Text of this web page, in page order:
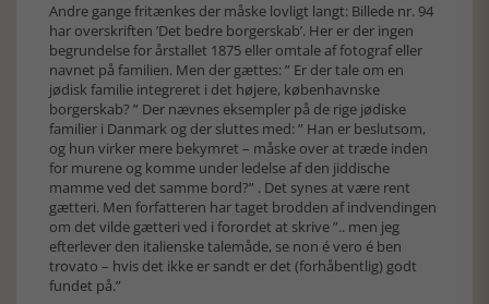
Andre gange fritænkes der måske lovligt langt: Billede nr. 94
har overskriften ’Det bedre borgerskab’. Her er der ingen
begrundelse for årstallet 1875 eller omtale af fotograf eller
navnet på familien. Men der gættes: ” Er der tale om en
jødisk familie integreret i det højere, københavnske
borgerskab? ” Der nævnes eksempler på de rige jødiske
familier i Danmark og der sluttes med: ” Han er beslutsom,
og hun virker mere bekymret – måske over at træde inden
for murene og komme under ledelse af den jiddische
mamme ved det samme bord?” . Det synes at være rent
gætteri. Men forfatteren har taget brodden af indvendingen
om det vilde gætteri ved i forordet at skrive ”.. men jeg
efterlever den italienske talemåde, se non é vero é ben
trovato – hvis det ikke er sandt er det (forhåbentlig) godt
fundet på.”